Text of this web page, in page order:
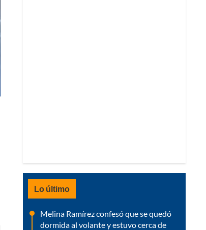
Lo último
Melina Ramírez confesó que se quedó
dormida al volante y estuvo cerca de